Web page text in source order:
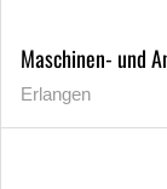
Maschinen- und
Erlangen